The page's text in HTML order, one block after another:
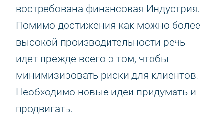
востребована финансовая Индустрия.
Помимо достижения как можно более
высокой производительности речь
идет прежде всего о том, чтобы
минимизировать риски для клиентов.
Необходимо новые идеи придумать и
продвигать.